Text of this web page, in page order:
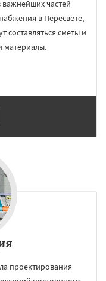
частей
в Пересвете,
составляться сметы и
материалы.
проектирования